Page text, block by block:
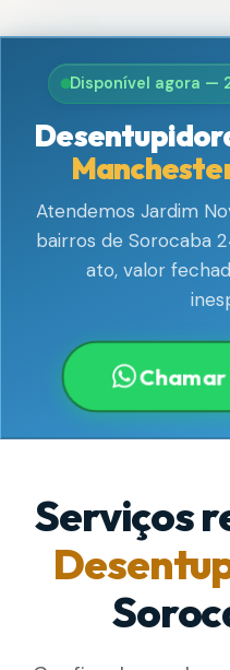
Disponível agora —
Atendemos Jardim
bairros de Sorocaba
ato, valor
Serviços